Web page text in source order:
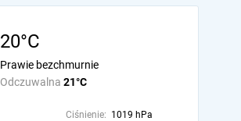
20°C
Odczuwalna 21°C
Prawie bezchmurnie
Ciśnienie: 1019 hPa